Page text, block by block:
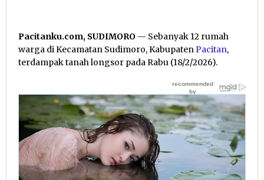
Pacitanku.com, SUDIMORO — Sebanyak 12 rumah
warga di Kecamatan Sudimoro, KabupatenPacitan,
terdampak tanah longsor pada Rabu (18/2/2026).